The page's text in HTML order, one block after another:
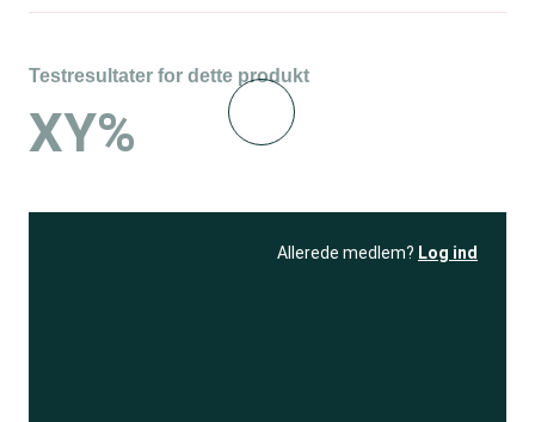
Testresultater for dette produkt
XY%
Allerede medlem? Log ind